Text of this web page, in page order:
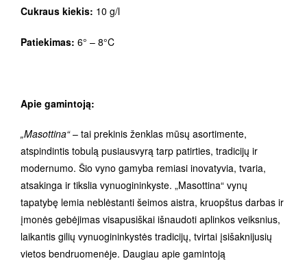
Cukraus kiekis: 10 g/l
Patiekimas: 6° – 8°C
Apie gamintoją:
„Masottina“– tai prekinis ženklas mūsų asortimente,
atspindintis tobulą pusiausvyrą tarp patirties, tradicijų ir
modernumo. Šio vyno gamyba remiasi inovatyvia, tvaria,
atsakinga ir tikslia vynuogininkyste. „Masottina“ vynų
tapatybę lemia neblėstanti šeimos aistra, kruopštus darbas ir
įmonės gebėjimas visapusiškai išnaudoti aplinkos veiksnius,
laikantis gilių vynuogininkystės tradicijų, tvirtai įsišaknijusių
vietos bendruomenėje. Daugiau apie gamintoją